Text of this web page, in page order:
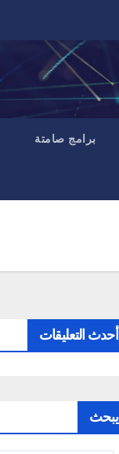
برامج صامتة
أحدث التعليقات
يبحث